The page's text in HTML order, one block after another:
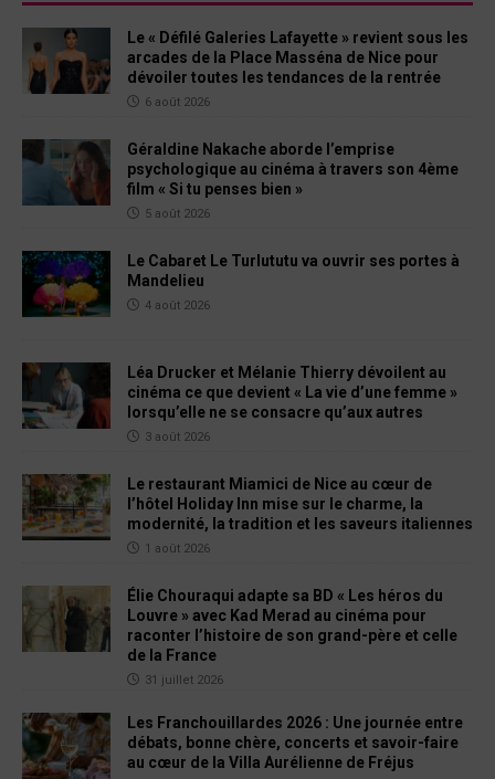
Le « Défilé Galeries Lafayette » revient sous les
arcades de la Place Masséna de Nice pour
dévoiler toutes les tendances de la rentrée
6 août 2026
Géraldine Nakache aborde l’emprise
psychologique au cinéma à travers son 4ème
film « Si tu penses bien »
5 août 2026
Le Cabaret Le Turlututu va ouvrir ses portes à
Mandelieu
4 août 2026
Léa Drucker et Mélanie Thierry dévoilent au
cinéma ce que devient « La vie d’une femme »
lorsqu’elle ne se consacre qu’aux autres
3 août 2026
Le restaurant Miamici de Nice au cœur de
l’hôtel Holiday Inn mise sur le charme, la
modernité, la tradition et les saveurs italiennes
1 août 2026
Élie Chouraqui adapte sa BD « Les héros du
Louvre » avec Kad Merad au cinéma pour
raconter l’histoire de son grand-père et celle
de la France
31 juillet 2026
Les Franchouillardes 2026 : Une journée entre
débats, bonne chère, concerts et savoir-faire
au cœur de la Villa Aurélienne de Fréjus